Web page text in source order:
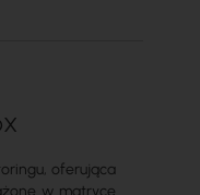
oferująca